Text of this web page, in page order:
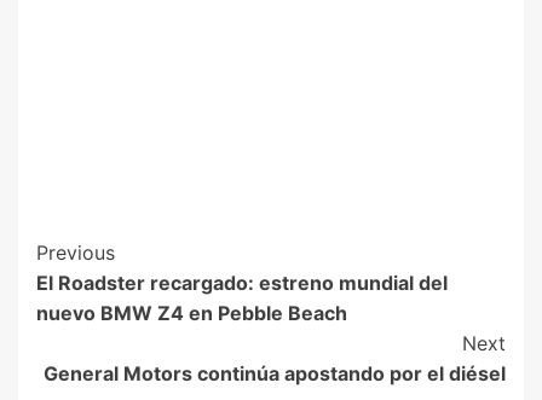
Previous
El Roadster recargado: estreno mundial del
nuevo BMW Z4 en Pebble Beach
Next
General Motors continúa apostando por el diésel